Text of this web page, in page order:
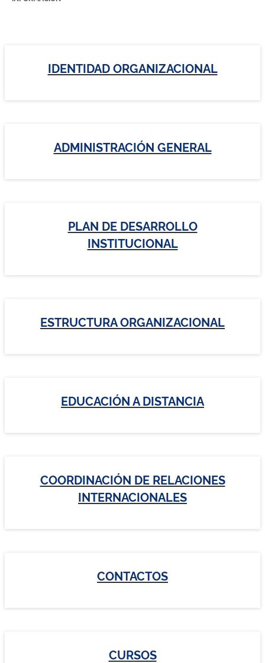
IDENTIDAD ORGANIZACIONAL
ADMINISTRACIÓN GENERAL
PLAN DE DESARROLLO
INSTITUCIONAL
ESTRUCTURA ORGANIZACIONAL
EDUCACIÓN A DISTANCIA
COORDINACIÓN DE RELACIONES
INTERNACIONALES
CONTACTOS
CURSOS